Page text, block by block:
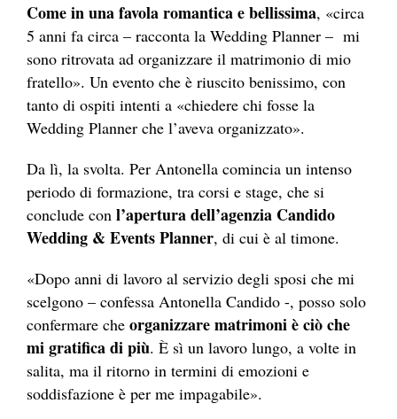
Come in una favola romantica e bellissima, «circa
5 anni fa circa – racconta la Wedding Planner – mi
sono ritrovata ad organizzare il matrimonio di mio
fratello». Un evento che è riuscito benissimo, con
tanto di ospiti intenti a «chiedere chi fosse la
Wedding Planner che l’aveva organizzato».
Da lì, la svolta. Per Antonella comincia un intenso
periodo di formazione, tra corsi e stage, che si
conclude con l’apertura dell’agenzia Candido
Wedding & Events Planner, di cui è al timone.
«Dopo anni di lavoro al servizio degli sposi che mi
scelgono – confessa Antonella Candido -, posso solo
confermare che organizzare matrimoni è ciò che
mi gratifica di più. È sì un lavoro lungo, a volte in
salita, ma il ritorno in termini di emozioni e
soddisfazione è per me impagabile».